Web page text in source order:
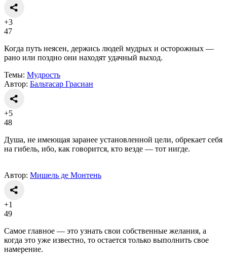
+3
47
Когда путь неясен, держись людей мудрых и осторожных —
рано или поздно они находят удачный выход.
Темы: Мудрость
Автор: Бальтасар Грасиан
+5
48
Душа, не имеющая заранее установленной цели, обрекает себя
на гибель, ибо, как говорится, кто везде — тот нигде.
Автор: Мишель де Монтень
+1
49
Самое главное — это узнать свои собственные желания, а
когда это уже известно, то остается только выполнить свое
намерение.